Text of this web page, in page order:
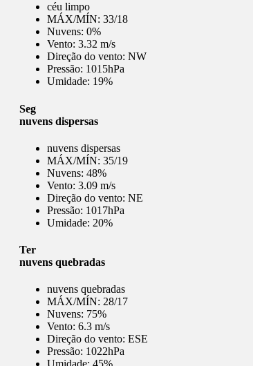
céu limpo
MÁX/MÍN: 33/18
Nuvens: 0%
Vento: 3.32 m/s
Direção do vento: NW
Pressão: 1015hPa
Umidade: 19%
Seg
nuvens dispersas
nuvens dispersas
MÁX/MÍN: 35/19
Nuvens: 48%
Vento: 3.09 m/s
Direção do vento: NE
Pressão: 1017hPa
Umidade: 20%
Ter
nuvens quebradas
nuvens quebradas
MÁX/MÍN: 28/17
Nuvens: 75%
Vento: 6.3 m/s
Direção do vento: ESE
Pressão: 1022hPa